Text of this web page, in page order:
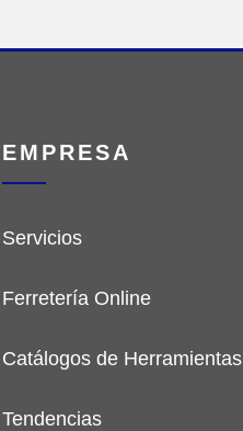
EMPRESA
Servicios
Ferretería Online
Catálogos de Herramientas
Tendencias